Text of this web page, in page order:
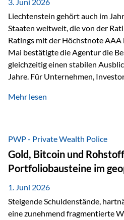
Liechtenstein gehört auch im
Staaten weltweit, die von der
Ratings mit der Höchstnote
Mai bestätigte die Agentur die
gleichzeitig einen stabilen
Jahre. Für Unternehmen,
finanzielle Stabilität des Landes
trotz Herausforderungen Die
Rahmenbedingungen bleiben
Unsicherheiten, eine verhaltene
eine schwächere Nachfrage in
beeinflussen auch die
Dennoch sieht…
Mehr lesen
PWP - Private Wealth Police
Gold, Bitcoin und
Portfoliobausteine im
1. Juni 2026
Steigende Schuldenstände,
eine zunehmend fragmentierte